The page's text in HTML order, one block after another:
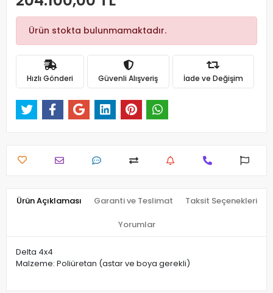
Ürün stokta bulunmamaktadır.
Hızlı Gönderi Güvenli Alışveriş İade ve Değişim
Ürün Açıklaması Garanti ve Teslimat Taksit Seçenekleri
Yorumlar
Delta 4x4
Malzeme: Poliüretan (astar ve boya gerekli)